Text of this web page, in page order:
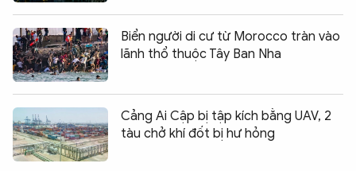
Biển người di cư từ Morocco tràn vào
lãnh thổ thuộc Tây Ban Nha
Cảng Ai Cập bị tập kích bằng UAV, 2
tàu chở khí đốt bị hư hỏng